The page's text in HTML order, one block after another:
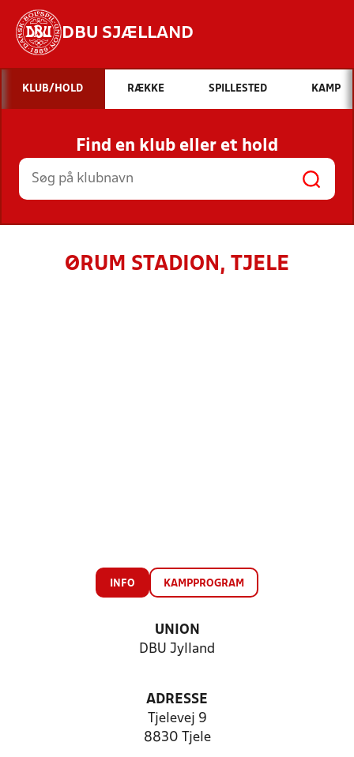
DBU SJÆLLAND
Hvad vil du søge efter?
INDHOLD OG NYHEDER
STILLINGER, RESULTATER, KLUBBER OG
HOLD
KLUB/HOLD RÆKKE SPILLESTED KAMP
Find en klub eller et hold
ØRUM STADION, TJELE
INFO KAMPPROGRAM
UNION
DBU Jylland
ADRESSE
Tjelevej 9
8830 Tjele